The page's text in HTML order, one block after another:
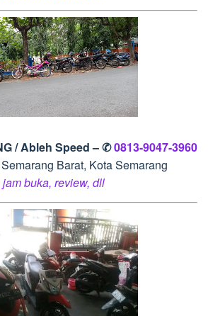
/ Ableh Speed – ✆0813-9047-3960
Barat, Kota Semarang
buka, review, dll